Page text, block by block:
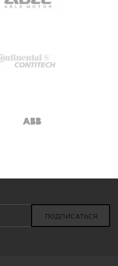
ПОДПИСАТЬСЯ